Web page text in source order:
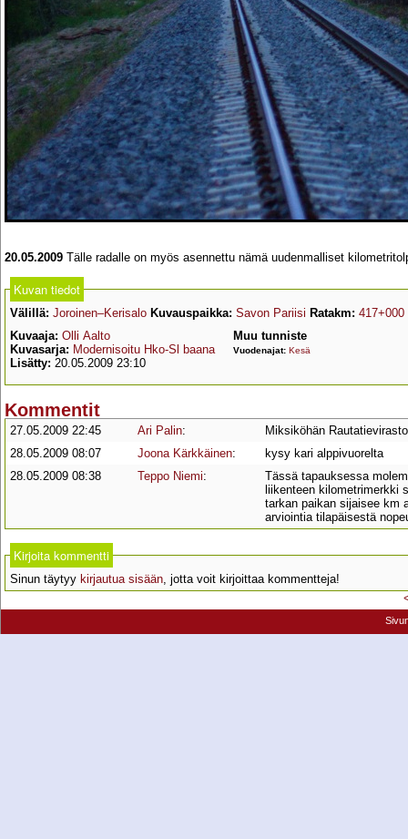
20.05.2009 Tälle radalle on myös asennettu nämä uudenmalliset
Kuvan tiedot
Välillä: Joroinen–Kerisalo Kuvauspaikka: Savon Pariisi Ratakm: 417+000
Kuvaaja: Olli Aalto
Kuvasarja: Modernisoitu Hko-Sl baana
Lisätty: 20.05.2009 23:10
Muu tunniste
Vuodenajat: Kesä
Kommentit
27.05.2009 22:45 Ari Palin:
Miksiköhän
28.05.2009 08:07
Joona Kärkkäinen:
kysy kari alppivuorelta
28.05.2009 08:38
Teppo Niemi:
Tässä tapauksessa
liikenteen kilometrimerkki
tarkan paikan sijaisee km
arviointia tilapäisestä
Kirjoita kommentti
Sinun täytyy kirjautua sisään, jotta voit kirjoittaa kommentteja!